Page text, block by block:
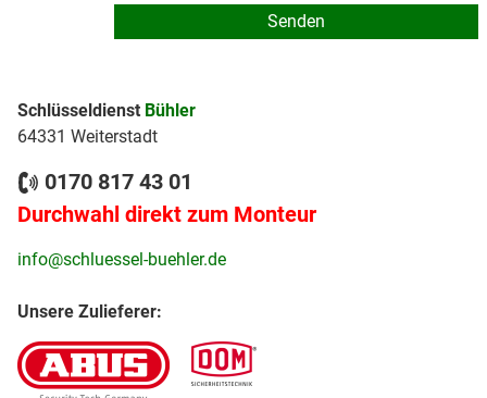
Schlüsseldienst Bühler
64331 Weiterstadt
0170 817 43 01
Durchwahl direkt zum Monteur
info@schluessel-buehler.de
Unsere Zulieferer: